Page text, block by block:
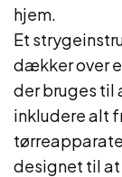
hjem.
Et
dækker over
der bruges til
inkludere alt
designet til